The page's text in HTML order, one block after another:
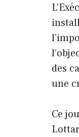
des
une
Ce